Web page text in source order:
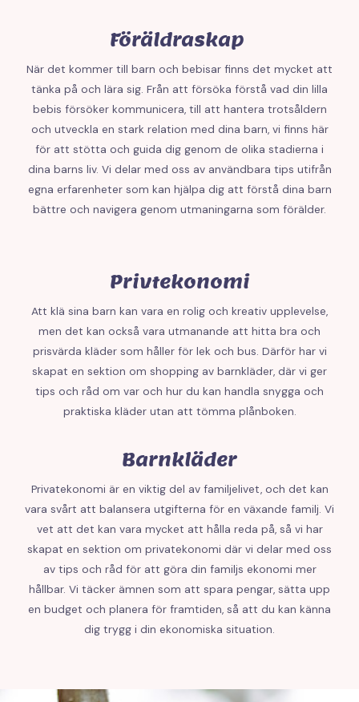
Föräldraskap
När det kommer till barn och bebisar finns det mycket att
tänka på och lära sig. Från att försöka förstå vad din lilla
bebis försöker kommunicera, till att hantera trotsåldern
och utveckla en stark relation med dina barn, vi finns här
för att stötta och guida dig genom de olika stadierna i
dina barns liv. Vi delar med oss av användbara tips utifrån
egna erfarenheter som kan hjälpa dig att förstå dina barn
bättre och navigera genom utmaningarna som förälder.
Privtekonomi
Att klä sina barn kan vara en rolig och kreativ upplevelse,
men det kan också vara utmanande att hitta bra och
prisvärda kläder som håller för lek och bus. Därför har vi
skapat en sektion om shopping av barnkläder, där vi ger
tips och råd om var och hur du kan handla snygga och
praktiska kläder utan att tömma plånboken.
Barnkläder
Privatekonomi är en viktig del av familjelivet, och det kan
vara svårt att balansera utgifterna för en växande familj. Vi
vet att det kan vara mycket att hålla reda på, så vi har
skapat en sektion om privatekonomi där vi delar med oss
av tips och råd för att göra din familjs ekonomi mer
hållbar. Vi täcker ämnen som att spara pengar, sätta upp
en budget och planera för framtiden, så att du kan känna
dig trygg i din ekonomiska situation.